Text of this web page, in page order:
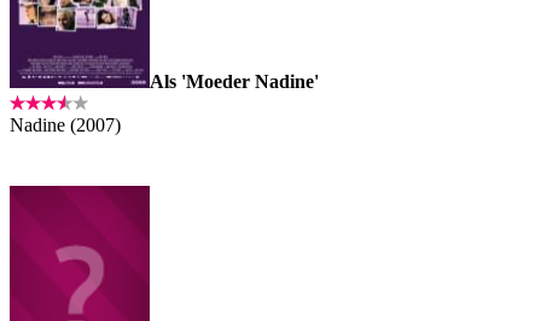
Als 'Moeder Nadine'
Nadine (2007)